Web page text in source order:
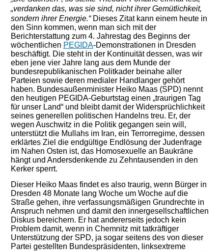
„verdanken das, was sie sind, nicht ihrer Gemütlichkeit,
sondern ihrer Energie.“ Dieses Zitat kann einem heute in
den Sinn kommen, wenn man sich mitder
Berichterstattung zum 4. Jahrestag des Beginns der
wöchentlichen PEGIDA-Demonstrationen in Dresden
beschäftigt. Die steht in der Kontinuität dessen, was wir
eben jene vier Jahre lang aus dem Munde der
bundesrepublikanischen Politkader beinahe aller
Parteien sowie deren medialer Handlanger gehört
haben. Bundesaußenminister Heiko Maas (SPD) nennt
den heutigen PEGIDA-Geburtstag einen „traurigen Tag
für unser Land“ und bleibt damit der Widersprüchlichkeit
seines generellen politischen Handelns treu. Er, der
wegen Auschwitz in die Politik gegangen sein will ,
unterstützt die Mullahs im Iran, ein Terrorregime, dessen
erklärtes Ziel die endgültige Endlösung der Judenfrage
im Nahen Osten ist, das Homosexuelle an Baukräne
hängt und Andersdenkende zu Zehntausenden in den
Kerker sperrt.
Dieser Heiko Maas findet es also traurig, wenn Bürger in
Dresden 48 Monate lang Woche um Woche auf die
Straße gehen, ihre verfassungsmäßigen Grundrechtein
Anspruch nehmen und damit den innergesellschaftlichen
Diskus bereichern. Er hat andererseits jedoch kein
Problem damit, wenn in Chemnitz mit tatkräftiger
Unterstützung der SPD, ja sogar seitens des von dieser
Partei gestellten Bundespräsidenten, linksextreme